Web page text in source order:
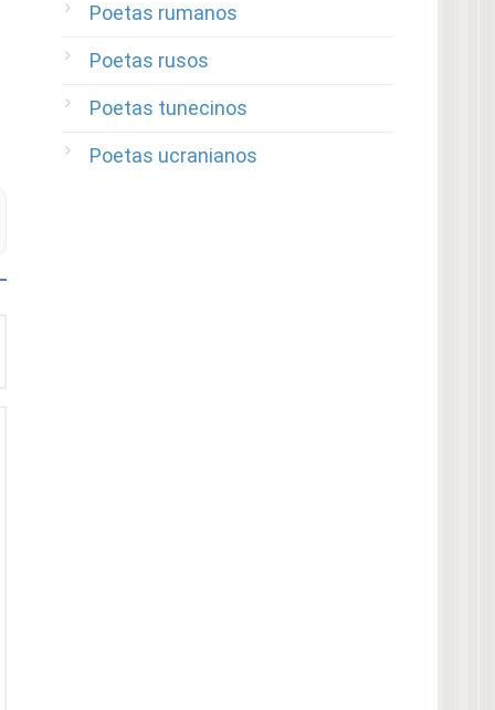
Poetas rumanos
Poetas rusos
Poetas tunecinos
Poetas ucranianos